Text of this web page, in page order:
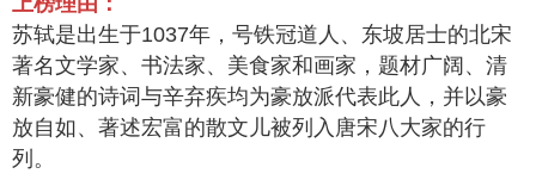
苏轼是出生于1037年，号铁冠道人、东坡居士的北宋
著名文学家、书法家、美食家和画家，题材广阔、清
新豪健的诗词与辛弃疾均为豪放派代表此人，并以豪
放自如、著述宏富的散文儿被列入唐宋八大家的行
列。